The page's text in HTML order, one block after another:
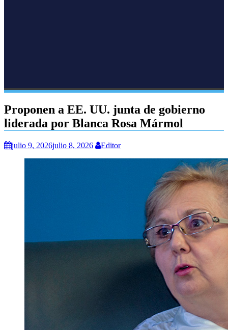
Proponen a EE. UU. junta de gobierno
liderada por Blanca Rosa Mármol
julio 9, 2026julio 8, 2026 Editor